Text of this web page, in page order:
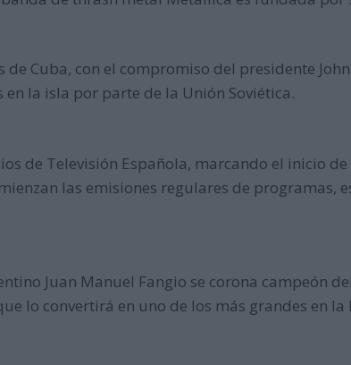
de Cuba, con el compromiso del presidente
la isla por parte de la Unión Soviética.
de Televisión Española, marcando el inicio
las emisiones regulares de programas,
Juan Manuel Fangio se corona campeón
lo convertirá en uno de los más grandes en